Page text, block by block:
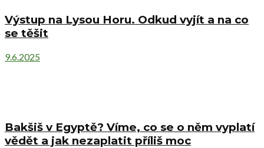
Výstup na Lysou Horu. Odkud vyjít a na co
se těšit
9.6.2025
Bakšiš v Egyptě? Víme, co se o něm vyplatí
vědět a jak nezaplatit příliš moc